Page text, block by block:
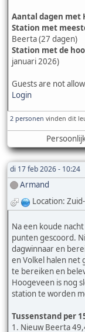
Aantal dagen met
Station met
Beerta (27 dagen)
Station met de
januari 2026)
Guests are not
Login
2 personen vinden dit
di 17 feb 2026 - 10:24
Armand
Location:
Na een koude
punten gescoord.
dagwinnaar en
en Volkel halen net
te bereiken en
Hoogeveen is nog
station te worden
Tussenstand per
1. Nieuw Beerta